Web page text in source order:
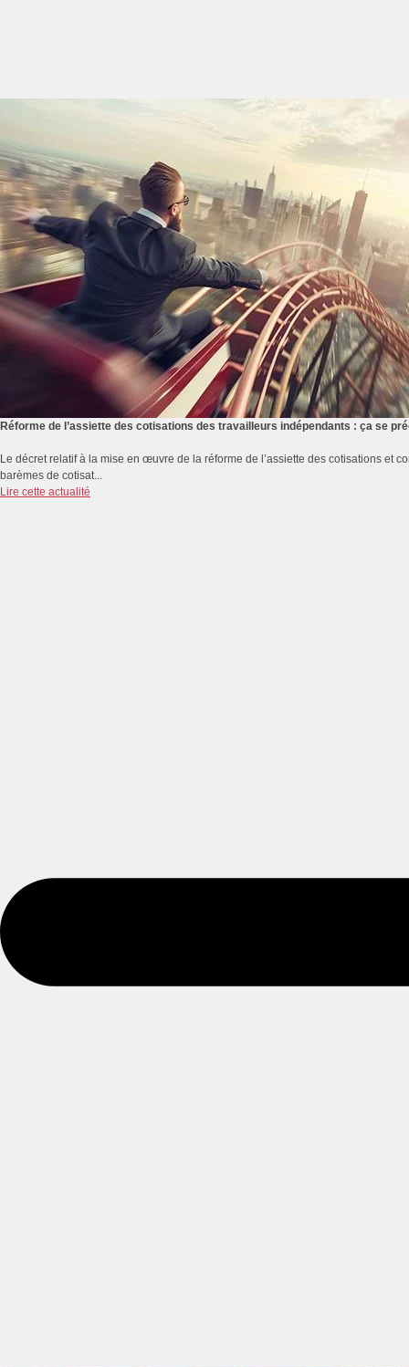
Réforme de l’assiette des cotisations des travailleurs indépendants : ça se
Le décret relatif à la mise en œuvre de la réforme de l’assiette des cotisations et
barèmes de cotisat...
Lire cette actualité